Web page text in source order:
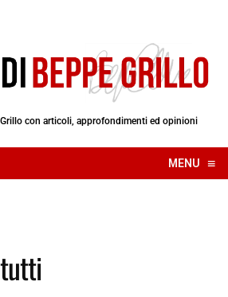
con articoli, approfondimenti ed opinioni
MENU ≡
☰